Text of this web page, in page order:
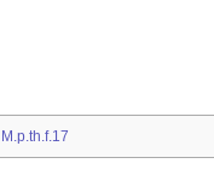
M.p.th.f.17